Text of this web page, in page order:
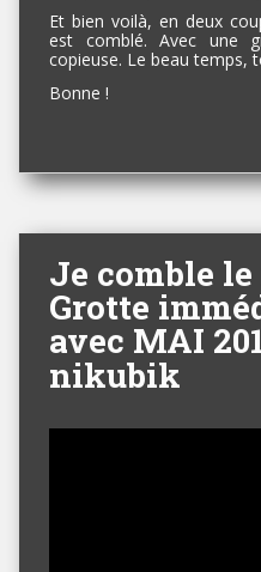
Et bien voilà, en deux
est comblé. Avec une
copieuse. Le beau temps,
Bonne !
Je comble
Grotte
avec MAI
nikubik